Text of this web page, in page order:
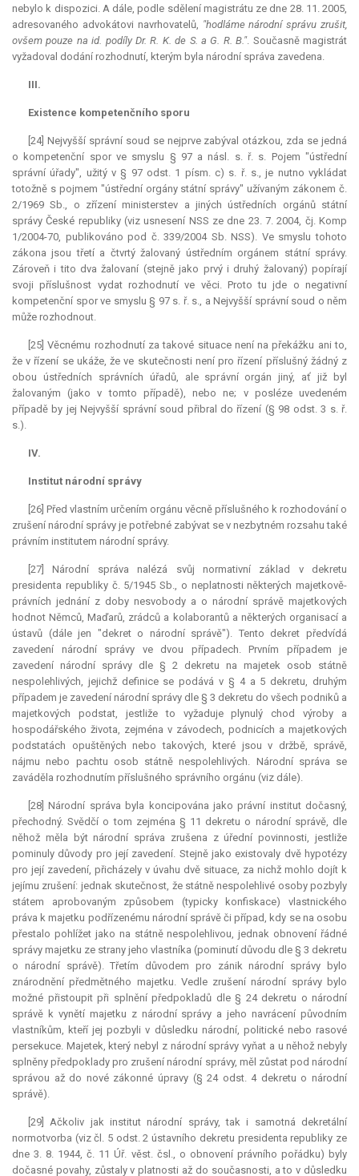
nebylo k dispozici. A dále, podle sdělení magistrátu ze dne 28. 11. 2005,
adresovaného advokátovi navrhovatelů, "hodláme národní správu zrušit,
ovšem pouze naid. podílyDr. R. K. de S. a G. R. B.". Současně magistrát
vyžadoval dodání rozhodnutí, kterým byla národní správa zavedena.
III.
Existence kompetenčního sporu
[24] Nejvyšší správní soud se nejprve zabýval otázkou, zda se jedná
o kompetenční spor ve smyslu § 97 a násl. s. ř. s. Pojem "ústřední
správní úřady", užitý v § 97 odst. 1 písm. c) s. ř. s., je nutno vykládat
totožně s pojmem "ústřední orgány státní správy" užívaným zákonem č.
2/1969 Sb., o zřízení ministerstev a jiných ústředních orgánů státní
správy České republiky (viz usnesení NSS ze dne 23. 7. 2004, čj. Komp
1/2004-70, publikováno pod č. 339/2004 Sb. NSS). Ve smyslu tohoto
zákona jsou třetí a čtvrtý žalovaný ústředním orgánem státní správy.
Zároveň i tito dva žalovaní (stejně jako prvý i druhý žalovaný) popírají
svoji příslušnost vydat rozhodnutí ve věci. Proto tu jde o negativní
kompetenční spor ve smyslu § 97 s. ř. s., a Nejvyšší správní soud o něm
může rozhodnout.
[25] Věcnému rozhodnutí za takové situace není na překážku ani to,
že v řízení se ukáže, že ve skutečnosti není pro řízení příslušný žádný z
obou ústředních správních úřadů, ale správní orgán jiný, ať již byl
žalovaným (jako v tomto případě), nebo ne; v posléze uvedeném
případě by jej Nejvyšší správní soud přibral do řízení (§ 98 odst. 3 s. ř.
s.).
IV.
Institut národní správy
[26] Před vlastním určením orgánu věcně příslušného k rozhodování o
zrušení národní správy je potřebné zabývat se v nezbytném rozsahu také
právním institutem národní správy.
[27] Národní správa nalézá svůj normativní základ v dekretu
presidenta republiky č. 5/1945 Sb., o neplatnosti některých majetkově-
právních jednání z doby nesvobody a o národní správě majetkových
hodnot Němců, Maďarů, zrádců a kolaborantů a některých organisací a
ústavů (dále jen "dekret o národní správě"). Tento dekret předvídá
zavedení národní správy ve dvou případech. Prvním případem je
zavedení národní správy dle § 2 dekretu na majetek osob státně
nespolehlivých, jejichž definice se podává v § 4 a 5 dekretu, druhým
případem je zavedení národní správy dle § 3 dekretu do všech podniků a
majetkových podstat, jestliže to vyžaduje plynulý chod výroby a
hospodářského života, zejména v závodech, podnicích a majetkových
podstatách opuštěných nebo takových, které jsou v držbě, správě,
nájmu nebo pachtu osob státně nespolehlivých. Národní správa se
zaváděla rozhodnutím příslušného správního orgánu (viz dále).
[28] Národní správa byla koncipována jako právní institut dočasný,
přechodný. Svědčí o tom zejména § 11 dekretu o národní správě, dle
něhož měla být národní správa zrušena z úřední povinnosti, jestliže
pominuly důvody pro její zavedení. Stejně jako existovaly dvě hypotézy
pro její zavedení, přicházely v úvahu dvě situace, za nichž mohlo dojít k
jejímu zrušení: jednak skutečnost, že státně nespolehlivé osoby pozbyly
státem aprobovaným způsobem (typicky konfiskace) vlastnického
práva k majetku podřízenému národní správě či případ, kdy se na osobu
přestalo pohlížet jako na státně nespolehlivou, jednak obnovení řádné
správy majetku ze strany jeho vlastníka (pominutí důvodu dle § 3 dekretu
o národní správě). Třetím důvodem pro zánik národní správy bylo
znárodnění předmětného majetku. Vedle zrušení národní správy bylo
možné přistoupit při splnění předpokladů dle § 24 dekretu o národní
správě k vynětí majetku z národní správy a jeho navrácení původním
vlastníkům, kteří jej pozbyli v důsledku národní, politické nebo rasové
persekuce. Majetek, který nebyl z národní správy vyňat a u něhož nebyly
splněny předpoklady pro zrušení národní správy, měl zůstat pod národní
správou až do nové zákonné úpravy (§ 24 odst. 4 dekretu o národní
správě).
[29] Ačkoliv jak institut národní správy, tak i samotná dekretální
normotvorba (viz čl. 5 odst. 2 ústavního dekretu presidenta republiky ze
dne 3. 8. 1944, č. 11 Úř. věst. čsl., o obnovení právního pořádku) byly
dočasné povahy, zůstaly v platnosti až do současnosti, a to v důsledku